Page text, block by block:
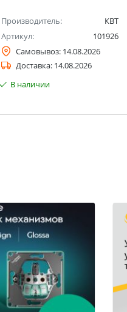
Производитель:
КВТ
Артикул:
101926
Самовывоз: 14.08.2026
Доставка: 14.08.2026
В наличии